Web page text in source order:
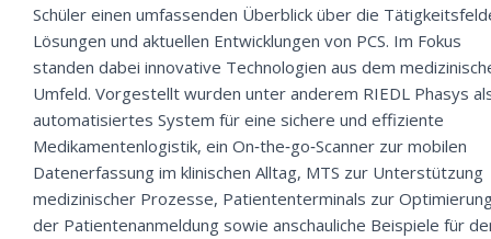
Schüler einen umfassenden Überblick über die
Lösungen und aktuellen Entwicklungen von PCS. Im Fokus
standen dabei innovative Technologien aus dem
Umfeld. Vorgestellt wurden unter anderem RIEDL Phasys
automatisiertes System für eine sichere und effiziente
Medikamentenlogistik, ein On‑the‑go‑Scanner zur mobilen
Datenerfassung im klinischen Alltag, MTS zur Unterstützung
medizinischer Prozesse, Patiententerminals zur
der Patientenanmeldung sowie anschauliche Beispiele für